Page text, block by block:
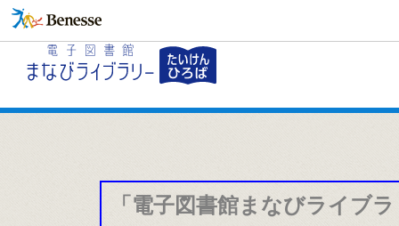
「電子図書館まなびライブ